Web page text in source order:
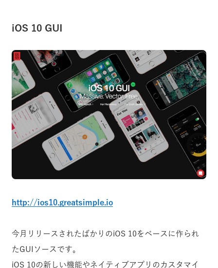
iOS 10 GUI
http://ios10.greatsimple.io
今月リリースされたばかりのiOS 10をベースに作られ
たGUIソースです。
iOS 10の新しい機能やネイティブアプリのカスタマイ